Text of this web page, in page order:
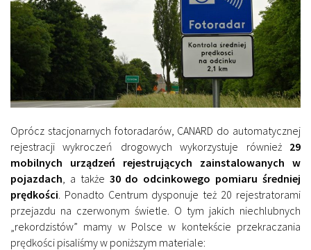
Oprócz stacjonarnych fotoradarów, CANARD do automatycznej
rejestracji wykroczeń drogowych wykorzystuje również 29
mobilnych urządzeń rejestrujących zainstalowanych w
pojazdach , a także 30 do odcinkowego pomiaru średniej
prędkości . Ponadto Centrum dysponuje też 20 rejestratorami
przejazdu na czerwonym świetle. O tym jakich niechlubnych
„rekordzistów” mamy w Polsce w kontekście przekraczania
prędkości pisaliśmy w poniższym materiale: